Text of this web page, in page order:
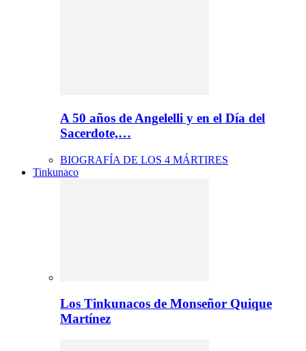
A 50 años de Angelelli y en el Día del
Sacerdote,…
BIOGRAFÍA DE LOS 4 MÁRTIRES
Tinkunaco
Los Tinkunacos de Monseñor Quique
Martínez